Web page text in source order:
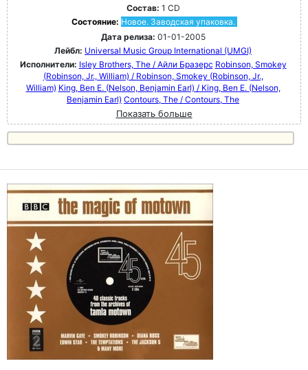
Состав: 1 CD
Состояние: Новое. Заводская упаковка.
Дата релиза: 01-01-2005
Лейбл: Universal Music Group International (UMGI)
Исполнители: Isley Brothers, The / Айли Бразерс Robinson, Smokey
(Robinson, Jr., William) / Robinson, Smokey (Robinson, Jr.,
William) King, Ben E. (Nelson, Benjamin Earl) / King, Ben E. (Nelson,
Benjamin Earl) Contours, The / Contours, The
Показать больше